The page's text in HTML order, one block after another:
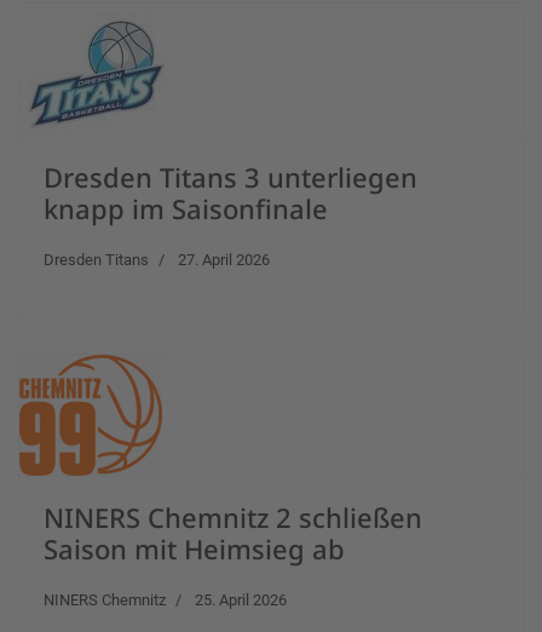
Dresden Titans 3 unterliegen
knapp im Saisonfinale
Dresden Titans 27. April 2026
NINERS Chemnitz 2 schließen
Saison mit Heimsieg ab
NINERS Chemnitz 25. April 2026